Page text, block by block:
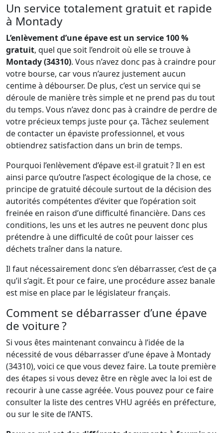
Un service totalement gratuit et rapide
à Montady
L’enlèvement d’une épave est un service 100 %
gratuit, quel que soit l’endroit où elle se trouve à
Montady (34310). Vous n’avez donc pas à craindre pour
votre bourse, car vous n’aurez justement aucun
centime à débourser. De plus, c’est un service qui se
déroule de manière très simple et ne prend pas du tout
du temps. Vous n’avez donc pas à craindre de perdre de
votre précieux temps juste pour ça. Tâchez seulement
de contacter un épaviste professionnel, et vous
obtiendrez satisfaction dans un brin de temps.
Pourquoi l’enlèvement d’épave est-il gratuit ? Il en est
ainsi parce qu’outre l’aspect écologique de la chose, ce
principe de gratuité découle surtout de la décision des
autorités compétentes d’éviter que l’opération soit
freinée en raison d’une difficulté financière. Dans ces
conditions, les uns et les autres ne peuvent donc plus
prétendre à une difficulté de coût pour laisser ces
déchets traîner dans la nature.
Il faut nécessairement donc s’en débarrasser, c’est de ça
qu’il s’agit. Et pour ce faire, une procédure assez banale
est mise en place par le législateur français.
Comment se débarrasser d’une épave
de voiture ?
Si vous êtes maintenant convaincu à l’idée de la
nécessité de vous débarrasser d’une épave à Montady
(34310), voici ce que vous devez faire. La toute première
des étapes si vous devez être en règle avec la loi est de
recourir à une casse agréée. Vous pouvez pour ce faire
consulter la liste des centres VHU agréés en préfecture,
ou sur le site de l’ANTS.